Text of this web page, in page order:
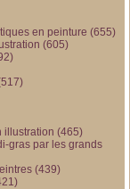
en peinture (655)
(605)
illustration (465)
gras par les grands
(439)